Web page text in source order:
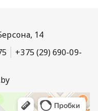
14
+375 (29) 690-09-